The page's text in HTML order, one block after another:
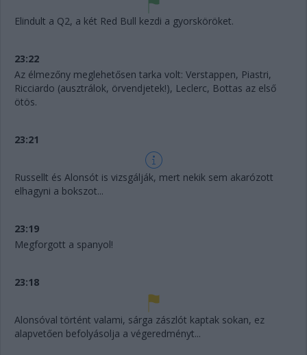
Elindult a Q2, a két Red Bull kezdi a gyorsköröket.
23:22
Az élmezőny meglehetősen tarka volt: Verstappen, Piastri,
Ricciardo (ausztrálok, örvendjetek!), Leclerc, Bottas az első
ötös.
23:21
Russellt és Alonsót is vizsgálják, mert nekik sem akarózott
elhagyni a bokszot...
23:19
Megforgott a spanyol!
23:18
Alonsóval történt valami, sárga zászlót kaptak sokan, ez
alapvetően befolyásolja a végeredményt...